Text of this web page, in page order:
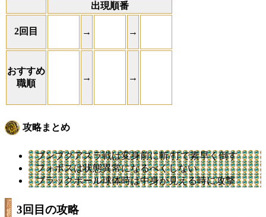
出現順番
2回目 → →
おすすめ
職順
→ →
攻略まとめ
ブンブクアスラ戦は変身前に斬/打で素早く倒す
フォボスは状態異常になるべくしない
ブラックボール球体時は中身が見える時に攻撃
3回目の攻略